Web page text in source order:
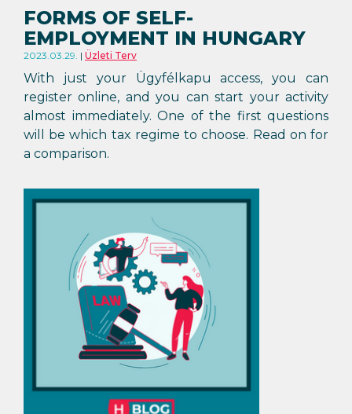
FORMS OF SELF-
EMPLOYMENT IN HUNGARY
2023.03.29. Üzleti Terv
With just your Ügyfélkapu access, you can
register online, and you can start your activity
almost immediately. One of the first questions
will be which tax regime to choose. Read on for
a comparison.